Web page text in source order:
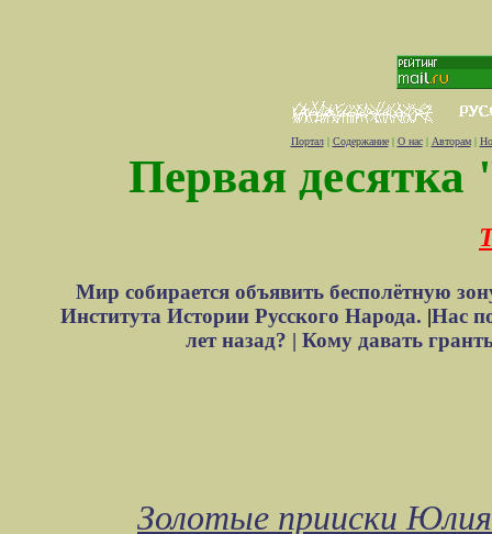
Портал| Содержание| О нас| Авторам|
Первая десятка
Мир собирается объявить бесполётную
Института Истории Русского Народа. |Нас
лет назад? | Кому давать
Золотые прииски